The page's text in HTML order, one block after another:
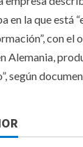
en la que está
con el
Alemania,
según